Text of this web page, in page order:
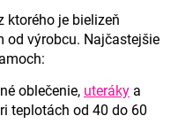
ktorého je bielizeň
od výrobcu. Najčastejšie
oblečenie, uteráky a
teplotách od 40 do 60